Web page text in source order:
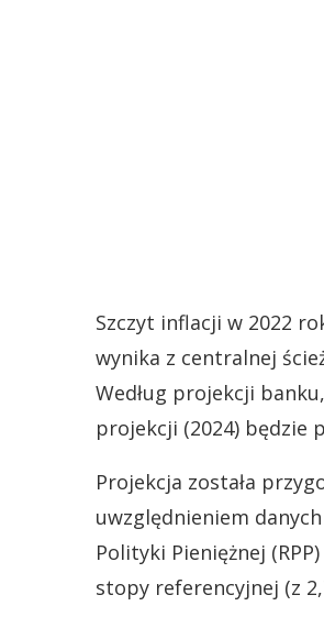
Szczyt inflacji w 2022
wynika z centralnej
Według projekcji
projekcji (2024) będzie
Projekcja została
uwzględnieniem
Polityki Pieniężnej
stopy referencyjnej (z